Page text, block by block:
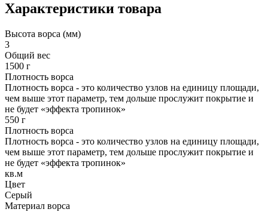
Характеристики товара
Высота ворса (мм)
3
Общий вес
1500 г
Плотность ворса
Плотность ворса - это количество узлов на единицу площади,
чем выше этот параметр, тем дольше прослужит покрытие и
не будет «эффекта тропинок»
550 г
Плотность ворса
Плотность ворса - это количество узлов на единицу площади,
чем выше этот параметр, тем дольше прослужит покрытие и
не будет «эффекта тропинок»
кв.м
Цвет
Серый
Материал ворса